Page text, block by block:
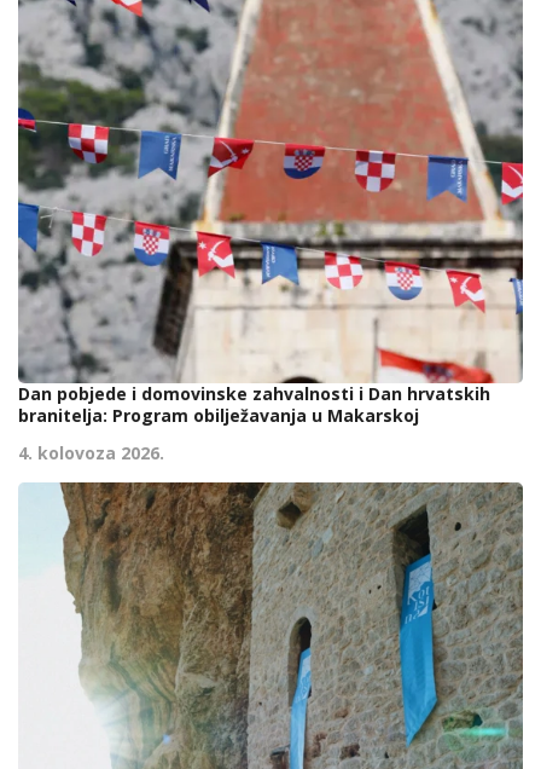
Dan pobjede i domovinske zahvalnosti i Dan hrvatskih
branitelja: Program obilježavanja u Makarskoj
4. kolovoza 2026.